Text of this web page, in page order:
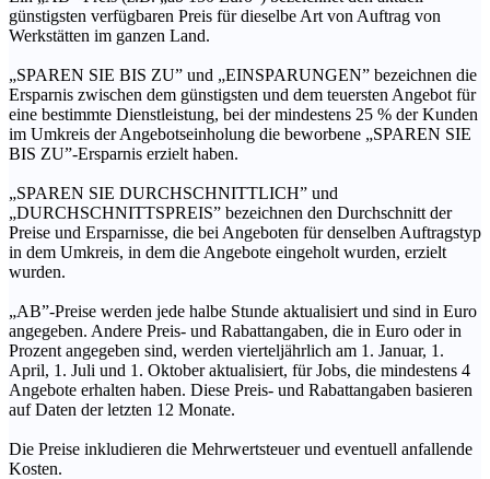
günstigsten verfügbaren Preis für dieselbe Art von Auftrag von
Werkstätten im ganzen Land.
„SPAREN SIE BIS ZU” und „EINSPARUNGEN” bezeichnen die
Ersparnis zwischen dem günstigsten und dem teuersten Angebot für
eine bestimmte Dienstleistung, bei der mindestens 25 % der Kunden
im Umkreis der Angebotseinholung die beworbene „SPAREN SIE
BIS ZU”-Ersparnis erzielt haben.
„SPAREN SIE DURCHSCHNITTLICH” und
„DURCHSCHNITTSPREIS” bezeichnen den Durchschnitt der
Preise und Ersparnisse, die bei Angeboten für denselben Auftragstyp
in dem Umkreis, in dem die Angebote eingeholt wurden, erzielt
wurden.
„AB”-Preise werden jede halbe Stunde aktualisiert und sind in Euro
angegeben. Andere Preis- und Rabattangaben, die in Euro oder in
Prozent angegeben sind, werden vierteljährlich am 1. Januar, 1.
April, 1. Juli und 1. Oktober aktualisiert, für Jobs, die mindestens 4
Angebote erhalten haben. Diese Preis- und Rabattangaben basieren
auf Daten der letzten 12 Monate.
Die Preise inkludieren die Mehrwertsteuer und eventuell anfallende
Kosten.